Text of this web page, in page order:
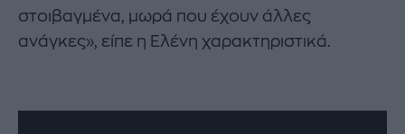
στοιβαγμένα, μωρά που έχουν άλλες
ανάγκες», είπε η Ελένη χαρακτηριστικά.